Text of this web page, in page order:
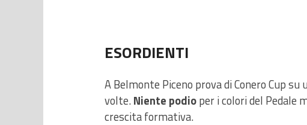
ESORDIENTI
A Belmonte Piceno prova di Conero Cup
volte.Niente podioper i colori del Pedale
crescita formativa.